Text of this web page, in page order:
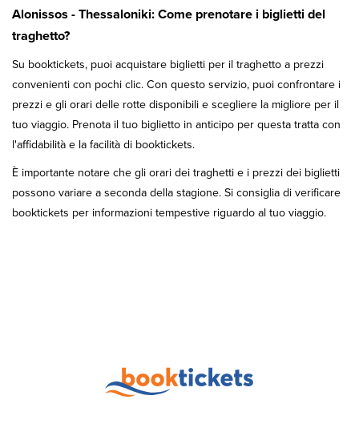
Alonissos - Thessaloniki: Come prenotare i biglietti del
traghetto?
Su booktickets, puoi acquistare biglietti per il traghetto a prezzi
convenienti con pochi clic. Con questo servizio, puoi confrontare i
prezzi e gli orari delle rotte disponibili e scegliere la migliore per il
tuo viaggio. Prenota il tuo biglietto in anticipo per questa tratta con
l'affidabilità e la facilità di booktickets.
È importante notare che gli orari dei traghetti e i prezzi dei biglietti
possono variare a seconda della stagione. Si consiglia di verificare
booktickets per informazioni tempestive riguardo al tuo viaggio.